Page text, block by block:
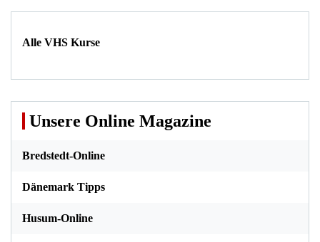
Alle VHS Kurse
Unsere Online Magazine
Bredstedt-Online
Dänemark Tipps
Husum-Online